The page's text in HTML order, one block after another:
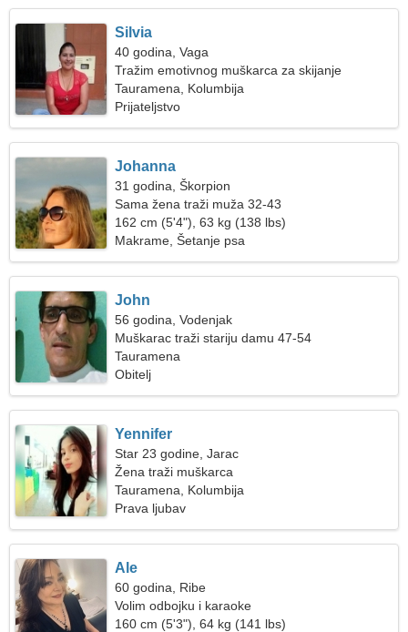
Silvia
40 godina, Vaga
Tražim emotivnog muškarca za skijanje
Tauramena, Kolumbija
Prijateljstvo
Johanna
31 godina, Škorpion
Sama žena traži muža 32-43
162 cm (5'4"), 63 kg (138 lbs)
Makrame, Šetanje psa
John
56 godina, Vodenjak
Muškarac traži stariju damu 47-54
Tauramena
Obitelj
Yennifer
Star 23 godine, Jarac
Žena traži muškarca
Tauramena, Kolumbija
Prava ljubav
Ale
60 godina, Ribe
Volim odbojku i karaoke
160 cm (5'3"), 64 kg (141 lbs)